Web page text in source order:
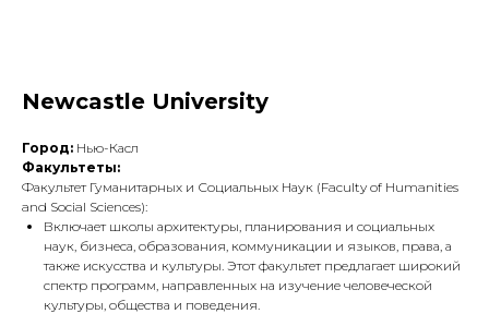
Newcastle University
Город: Нью-Касл
Факультеты:
Факультет Гуманитарных и Социальных Наук (Faculty of Humanities
and Social Sciences):
Включает школы архитектуры, планирования и социальных
наук, бизнеса, образования, коммуникации и языков, права, а
также искусства и культуры. Этот факультет предлагает широкий
спектр программ, направленных на изучение человеческой
культуры, общества и поведения.